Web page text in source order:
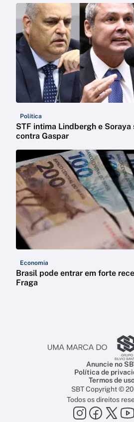
Política
STF intima Lindbergh e Soraya
contra Gaspar
Economia
Brasil pode entrar em forte
Fraga
Anuncie no
Política de
Termos de
SBT Copyright ©
Todos os direitos